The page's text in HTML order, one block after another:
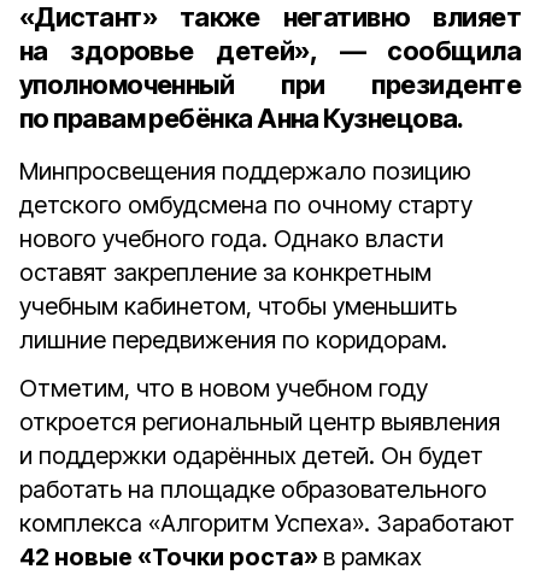
«Дистант» также негативно влияет
на здоровье детей», — сообщила
уполномоченный при президенте
по правам ребёнка Анна Кузнецова.
Минпросвещения поддержало позицию
детского омбудсмена по очному старту
нового учебного года. Однако власти
оставят закрепление за конкретным
учебным кабинетом, чтобы уменьшить
лишние передвижения по коридорам.
Отметим, что в новом учебном году
откроется региональный центр выявления
и поддержки одарённых детей. Он будет
работать на площадке образовательного
комплекса «Алгоритм Успеха». Заработают
42 новые «Точки роста» в рамках